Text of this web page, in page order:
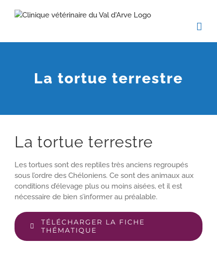
La tortue terrestre
La tortue terrestre
Les tortues sont des reptiles très anciens regroupés
sous l’ordre des Chéloniens. Ce sont des animaux aux
conditions d’élevage plus ou moins aisées, et il est
nécessaire de bien s’informer au préalable.
TÉLÉCHARGER LA FICHE
THÉMATIQUE